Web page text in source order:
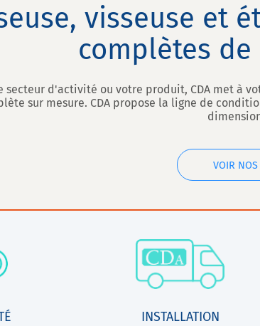
visseuse et
complètes
secteur d'activité ou votre produit, CDA met à
sur mesure. CDA propose la ligne de
VOIR NOS
INSTALLATION